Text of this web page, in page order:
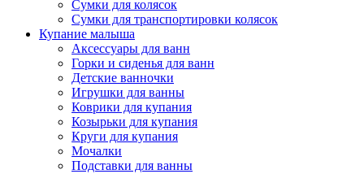
Сумки для колясок
Сумки для транспортировки колясок
Купание малыша
Аксессуары для ванн
Горки и сиденья для ванн
Детские ванночки
Игрушки для ванны
Коврики для купания
Козырьки для купания
Круги для купания
Мочалки
Подставки для ванны